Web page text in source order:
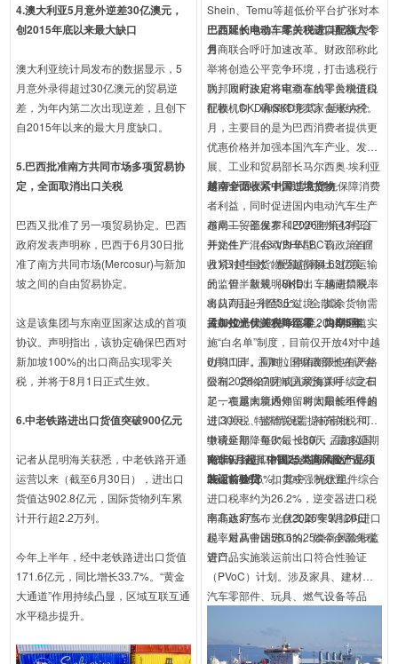
4.澳大利亚5月意外逆差30亿澳元，
创2015年底以来最大缺口
澳大利亚统计局发布的数据显示，5
月意外录得超过30亿澳元的贸易逆
差，为年内第二次出现逆差，且创下
自2015年以来的最大月度缺口。
5.巴西批准南方共同市场多项贸易协
定，全面取消出口关税
巴西又批准了另一项贸易协定。巴西
政府发表声明称，巴西于6月30日批
准了南方共同市场(Mercosur)与新加
坡之间的自由贸易协定。
这是该集团与东南亚国家达成的首项
协议。声明指出，该协定确保巴西对
新加坡100%的出口商品实现零关
税，并将于8月1日正式生效。
6.中老铁路进出口货值突破900亿元
记者从昆明海关获悉，中老铁路开通
运营以来（截至6月30日），进出口
货值达902.8亿元，国际货物列车累
计开行超2.2万列。
今年上半年，经中老铁路进出口货值
171.6亿元，同比增长33.7%。“黄金
大通道”作用持续凸显，区域互联互通
水平稳步提升。
Shein、Temu等超低价平台扩张对本
土品牌的冲击。此前16家英国大型零
售商联合呼吁加速改革。财政部称此
举将创造公平竞争环境，打击逃税行
为。同时政府将审查在线平台增值税
征收机制，确保跨境卖家合规纳税。
巴西延长电动车零关税进口配额六个
月
联邦政府决定将电动车的零关税进口
配额（CKD和SKD形式）延长六个
月，主要目的是为巴西消费者提供更
优惠价格并加强本国汽车产业。发
展、工业和贸易部长马尔西奥·埃利亚
斯·罗萨表示，此举旨在优先保障消费
者利益，同时促进国内电动汽车生产
布局——圣保罗和巴伊亚州已有工厂
开始生产混合动力车型。该政策自7
月1日起生效，配额总额4.63亿美
元，但半散装（SKD）车辆进口税率
将从7月起升至35%，全散装
（CKD）则维持14%至2026年底。
越南全面收紧中国过境货物
越南工贸部发布《2026年第43号合
并文件》（43/VBHN-BCT），全面
收紧对中国货物经越南领土过境运输
的监管。新规明确指出，越南禁限进
出口商品一律禁止过境，其余货物需
持有效通行证方可运输。口岸通道实
施“白名单”制度，目前仅开放4对中越
边境口岸。同时，停留期限也有严格
限制：货物自完成入境海关手续之日
起，在越南境内停留时间最长不得超
过 30天。特殊情况需提前审批，可
申请延期，每次最长30天，最多延期
3次等，视具体规定。超时或违规可
能面临处罚、扣货或强制处置。
孟加拉光伏关税降至零，为期5年
6月11日，孟加拉国财政部长在议会
公布2026-27财年国家预算时，宣布
了一项重大新通知：将太阳能组件的
进口关税、监管关税、补充关税和预
缴税全部降至0%。此前，孟加拉国
光伏设备进口的综合税率高达
26.2%-58.6%。其中，光伏组件‌综合
进口税率约为26.2%‌，逆变器‌进口税
率高达37%‌，光伏支架/安装结构‌进口
税率最高曾达58.6%‌。如今全部免税
进口。
南非9月起：中国25类高风险产品须
装运前验货
南非政府宣布，自2026年9月20日
起，对从中国进口的25类高风险非监
管产品实施装运前出口符合性验证
（PVoC）计划。涉及家具、建材、
汽车零部件、玩具、燃气设备等品
（CoC），否则到港后将被退运或面
临高额罚款。南非标准局（SABS）